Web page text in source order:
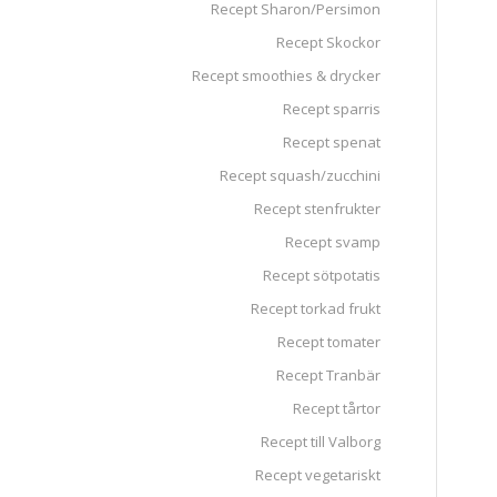
Recept Sharon/Persimon
Recept Skockor
Recept smoothies & drycker
Recept sparris
Recept spenat
Recept squash/zucchini
Recept stenfrukter
Recept svamp
Recept sötpotatis
Recept torkad frukt
Recept tomater
Recept Tranbär
Recept tårtor
Recept till Valborg
Recept vegetariskt